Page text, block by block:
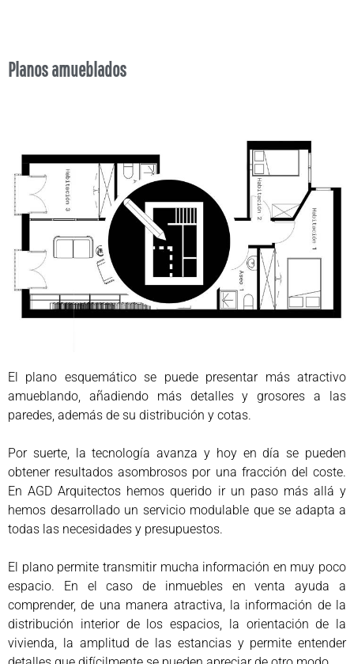
Planos amueblados
El plano esquemático se puede presentar más atractivo
amueblando, añadiendo más detalles y grosores a las
paredes, además de su distribución y cotas.
Por suerte, la tecnología avanza y hoy en día se pueden
obtener resultados asombrosos por una fracción del coste.
En AGD Arquitectos hemos querido ir un paso más allá y
hemos desarrollado un servicio modulable que se adapta a
todas las necesidades y presupuestos.
El plano permite transmitir mucha información en muy poco
espacio. En el caso de inmuebles en venta ayuda a
comprender, de una manera atractiva, la información de la
distribución interior de los espacios, la orientación de la
vivienda, la amplitud de las estancias y permite entender